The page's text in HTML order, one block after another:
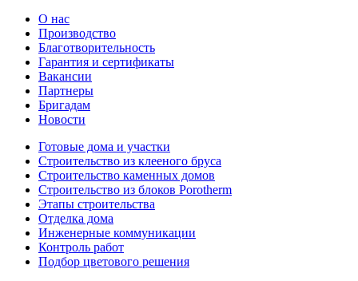
О нас
Производство
Благотворительность
Гарантия и сертификаты
Вакансии
Партнеры
Бригадам
Новости
Готовые дома и участки
Строительство из клееного бруса
Строительство каменных домов
Строительство из блоков Porotherm
Этапы строительства
Отделка дома
Инженерные коммуникации
Контроль работ
Подбор цветового решения